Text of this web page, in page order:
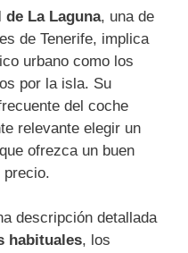
La Laguna, una de
de Tenerife, implica
urbano como los
por la isla. Su
del coche
relevante elegir un
ofrezca un buen
precio.
descripción detallada
habituales, los